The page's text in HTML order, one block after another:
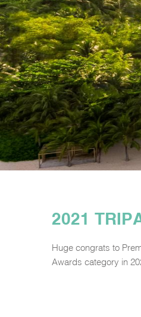
2021
Huge congrats to
Awards category in